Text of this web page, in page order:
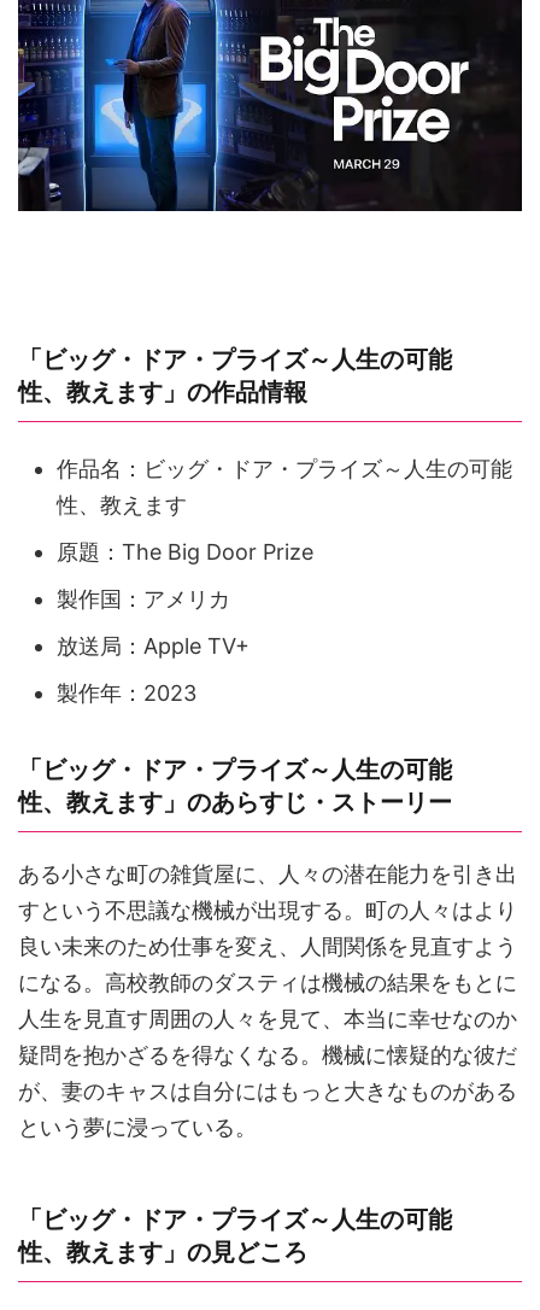
「ビッグ・ドア・プライズ～人生の可能
性、教えます」の作品情報
作品名：ビッグ・ドア・プライズ～人生の可能
性、教えます
原題：The Big Door Prize
製作国：アメリカ
放送局：Apple TV+
製作年：2023
「ビッグ・ドア・プライズ～人生の可能
性、教えます」のあらすじ・ストーリー
ある小さな町の雑貨屋に、人々の潜在能力を引き出
すという不思議な機械が出現する。町の人々はより
良い未来のため仕事を変え、人間関係を見直すよう
になる。高校教師のダスティは機械の結果をもとに
人生を見直す周囲の人々を見て、本当に幸せなのか
疑問を抱かざるを得なくなる。機械に懐疑的な彼だ
が、妻のキャスは自分にはもっと大きなものがある
という夢に浸っている。
「ビッグ・ドア・プライズ～人生の可能
性、教えます」の見どころ